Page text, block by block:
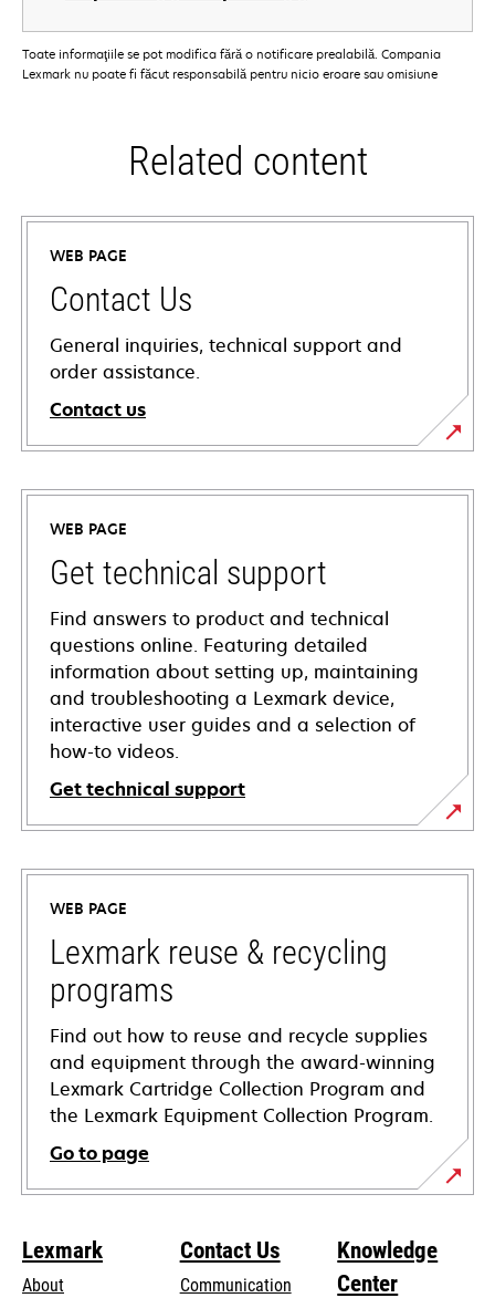
Toate informaţiile se pot modifica fără o notificare prealabilă. Compania
Lexmark nu poate fi făcut responsabilă pentru nicio eroare sau omisiune
Related content
WEB PAGE
Contact Us
General inquiries, technical support and
order assistance.
Contact us
WEB PAGE
Get technical support
Find answers to product and technical
questions online. Featuring detailed
information about setting up, maintaining
and troubleshooting a Lexmark device,
interactive user guides and a selection of
how-to videos.
Get technical support
opens
in
new
tab
WEB PAGE
Lexmark reuse & recycling
programs
Find out how to reuse and recycle supplies
and equipment through the award-winning
Lexmark Cartridge Collection Program and
the Lexmark Equipment Collection Program.
Go to page
Lexmark
About
Contact Us
Communication
Knowledge
Center